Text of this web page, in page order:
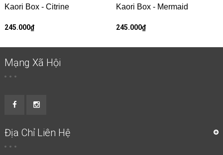
Kaori Box - Citrine
245.000₫
Kaori Box - Mermaid
245.000₫
Mạng Xã Hội
Địa Chỉ Liên Hệ